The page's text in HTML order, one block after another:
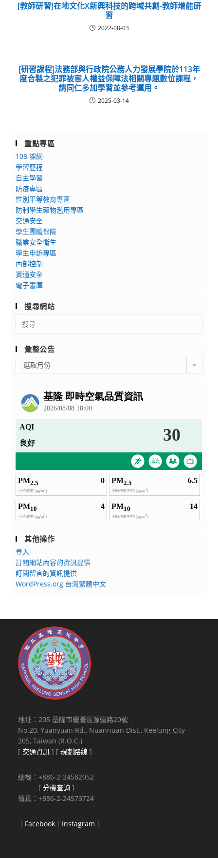
[教師研習]在地文化X新興科技的跨域共創-教師增能研
習
2022-08-03
[研習課程]法務部與行政院公務人力發展學院於113年
度合製之犯罪被害人權益保障法相關專題數位課程，
請同仁多加學習並參考運用。
2025-03-14
重點專區
108 課綱
學習歷程
自主學習
防疫專區
性別平等教育專區
防制學生藥物濫用專區
交通安全
學生團體保險
職業安全衛生
學生申訴專區
內部控制
資通安全
電子書庫
搜尋網站
Search
for:
彙整公告
整
選取月份
其他操作
登入
訂閱網站內容的資訊提供
訂閱留言的資訊提供
WordPress.org 台灣繁體中文
地址：205 基隆市暖暖區源遠路20號
No.20, Yuanyuan Rd., Nuannuan Dist., Keelung City
205, Taiwan (R.O.C.)
[ 交通資訊 ] [規劃路線 ]
總機：+886-2-24582052
[分機查詢 ]
傳真：+886-2-24573724
｜ Facebook ｜ Instagram ｜